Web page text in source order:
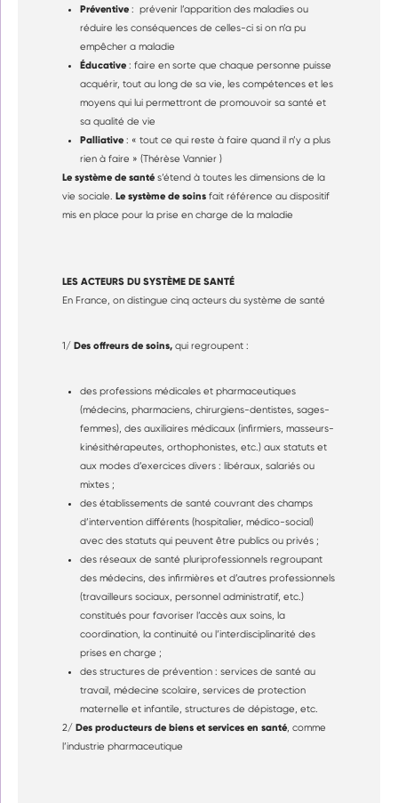
Préventive : prévenir l’apparition des maladies ou
réduire les conséquences de celles-ci si on n’a pu
empêcher a maladie
Éducative : faire en sorte que chaque personne puisse
acquérir, tout au long de sa vie, les compétences et les
moyens qui lui permettront de promouvoir sa santé et
sa qualité de vie
Palliative : « tout ce qui reste à faire quand il n’y a plus
rien à faire » (Thérèse Vannier )
Le système de santé s’étend à toutes les dimensions de la
vie sociale. Le système de soins fait référence au dispositif
mis en place pour la prise en charge de la maladie
LES ACTEURS DU SYSTÈME DE SANTÉ
En France, on distingue cinq acteurs du système de santé
1/ Des offreurs de soins, qui regroupent :
des professions médicales et pharmaceutiques
(médecins, pharmaciens, chirurgiens-dentistes, sages-
femmes), des auxiliaires médicaux (infirmiers, masseurs-
kinésithérapeutes, orthophonistes, etc.) aux statuts et
aux modes d’exercices divers : libéraux, salariés ou
mixtes ;
des établissements de santé couvrant des champs
d’intervention différents (hospitalier, médico-social)
avec des statuts qui peuvent être publics ou privés ;
des réseaux de santé pluriprofessionnels regroupant
des médecins, des infirmières et d’autres professionnels
(travailleurs sociaux, personnel administratif, etc.)
constitués pour favoriser l’accès aux soins, la
coordination, la continuité ou l’interdisciplinarité des
prises en charge ;
des structures de prévention : services de santé au
travail, médecine scolaire, services de protection
maternelle et infantile, structures de dépistage, etc.
2/ Des producteurs de biens et services en santé , comme
l’industrie pharmaceutique